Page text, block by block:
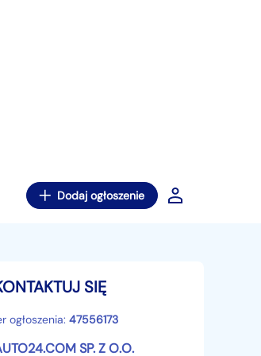
Dodaj ogłoszenie
SIĘ
ogłoszenia: 47556173
SP. Z O.O.